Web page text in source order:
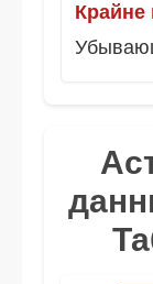
Крайне